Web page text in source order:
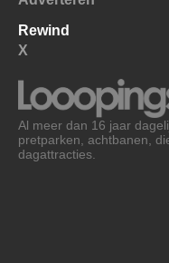
Rewind
X
Al meer dan 16 jaar
pretparken, achtbanen,
dagattracties.